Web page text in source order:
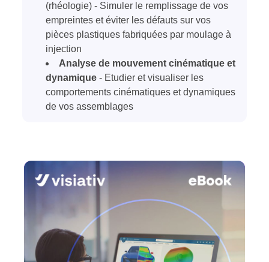
(rhéologie) - Simuler le remplissage de vos
empreintes et éviter les défauts sur vos
pièces plastiques fabriquées par moulage à
injection
Analyse de mouvement cinématique et
dynamique - Etudier et visualiser les
comportements cinématiques et dynamiques
de vos assemblages